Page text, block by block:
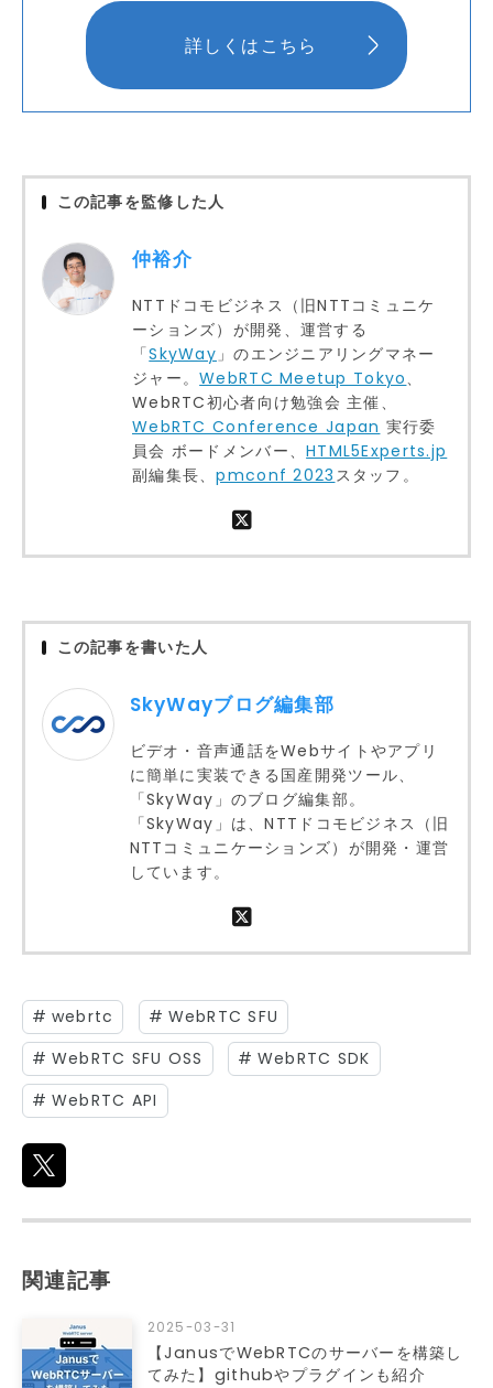
詳しくはこちら
この記事を監修した人
仲裕介
NTTドコモビジネス（旧NTTコミュニケ
ーションズ）が開発、運営する
「SkyWay」のエンジニアリングマネー
ジャー。WebRTC Meetup Tokyo、
WebRTC初心者向け勉強会 主催、
WebRTC Conference Japan 実行委
員会 ボードメンバー、HTML5Experts.jp
副編集長、pmconf 2023 スタッフ。
この記事を書いた人
SkyWayブログ編集部
ビデオ・音声通話をWebサイトやアプリ
に簡単に実装できる国産開発ツール、
「SkyWay」のブログ編集部。
「SkyWay」は、NTTドコモビジネス（旧
NTTコミュニケーションズ）が開発・運営
しています。
# webrtc # WebRTC SFU
# WebRTC SFU OSS # WebRTC SDK
# WebRTC API
関連記事
2025-03-31
【JanusでWebRTCのサーバーを構築し
てみた】githubやプラグインも紹介